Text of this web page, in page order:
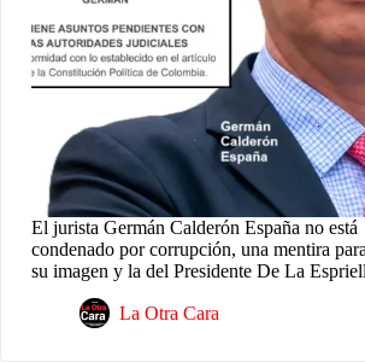
El jurista Germán Calderón España no está
condenado por corrupción, una mentira
su imagen y la del Presidente De La
La Otra Cara